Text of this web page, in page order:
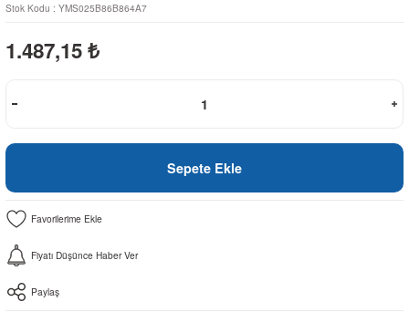
Stok Kodu : YMS025B86B864A7
1.487,15 ₺
Sepete Ekle
Fiyatı Düşünce Haber Ver
Paylaş